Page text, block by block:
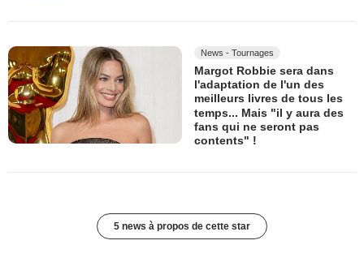
News - Tournages
Margot Robbie sera dans
l'adaptation de l'un des
meilleurs livres de tous les
temps... Mais "il y aura des
fans qui ne seront pas
contents" !
5 news à propos de cette star